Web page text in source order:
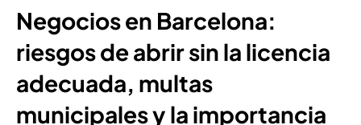
Negocios en Barcelona:
riesgos de abrir sin la licencia
adecuada, multas
municipales y la importancia